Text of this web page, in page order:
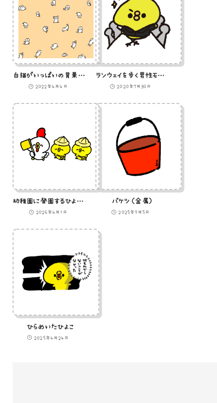
白猫がいっぱいの背景画像のイラスト
2022年4月4日
ランウェイを歩く男性モデルのひよこのイラスト
2020年7月30日
幼稚園に登園するひよこと案内するにわとり
2026年4月1日
バケツ（金属）
2025年9月5日
ひらめいたひよこ
2025年4月24日